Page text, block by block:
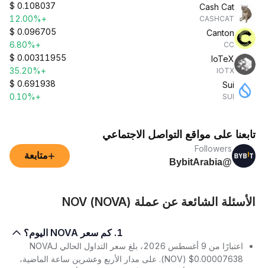
Cash Cat
CASHCAT
$ 0.108037
+12.00%
Canton
CC
$ 0.096705
+6.80%
IoTeX
IOTX
$ 0.00311955
+35.20%
Sui
SUI
$ 0.691938
+0.10%
تابعنا على مواقع التواصل الاجتماعي
Followers
@BybitArabia
+متابعة
الأسئلة الشائعة عن عملة NOV (NOVA)
1. كم سعر NOVA اليوم؟
اعتبارًا من 9 أغسطس 2026، بلغ سعر التداول الحالي لـNOVA
(NOV) $0.00007638. على مدار الأربع وعشرين ساعة الماضية،